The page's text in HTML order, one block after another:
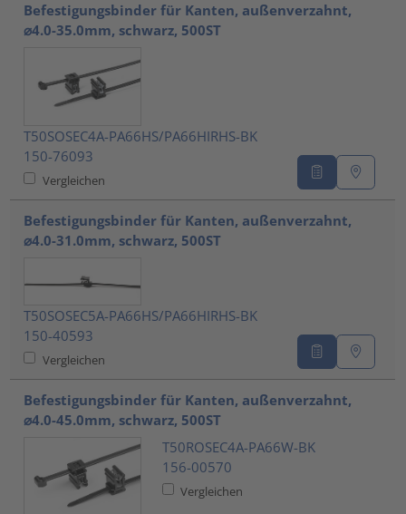
Befestigungsbinder für Kanten, außenverzahnt,
⌀4.0-35.0mm, schwarz, 500ST
T50SOSEC4A-PA66HS/PA66HIRHS-BK
150-76093
Vergleichen
Befestigungsbinder für Kanten, außenverzahnt,
⌀4.0-31.0mm, schwarz, 500ST
T50SOSEC5A-PA66HS/PA66HIRHS-BK
150-40593
Vergleichen
Befestigungsbinder für Kanten, außenverzahnt,
⌀4.0-45.0mm, schwarz, 500ST
T50ROSEC4A-PA66W-BK
156-00570
Vergleichen